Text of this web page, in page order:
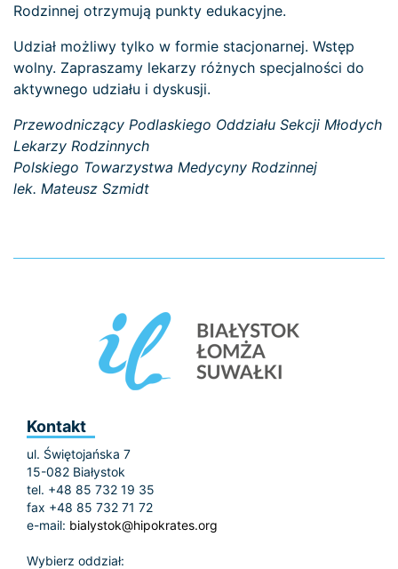
Rodzinnej otrzymują punkty edukacyjne.
Udział możliwy tylko w formie stacjonarnej. Wstęp
wolny. Zapraszamy lekarzy różnych specjalności do
aktywnego udziału i dyskusji.
Przewodniczący Podlaskiego Oddziału Sekcji Młodych
Lekarzy Rodzinnych
Polskiego Towarzystwa Medycyny Rodzinnej
lek. Mateusz Szmidt
Kontakt
ul. Świętojańska 7
15-082 Białystok
tel. +48 85 732 19 35
fax +48 85 732 71 72
e-mail: bialystok@hipokrates.org
Wybierz oddział: